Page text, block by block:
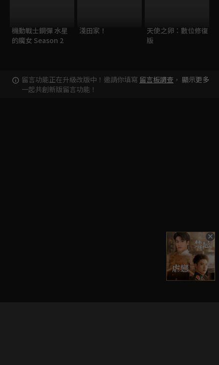
機動戰士鋼彈 水星
的魔女 Season 2
淺田家！
天使之卵：數位修復
版
留言功能正在升級改版中！邀請你填寫 留言板調查 ，
一起共創新版留言功能！
顯示更多